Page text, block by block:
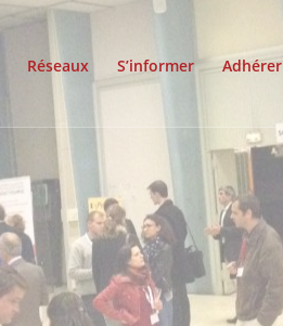
Réseaux S’informer Adhérer